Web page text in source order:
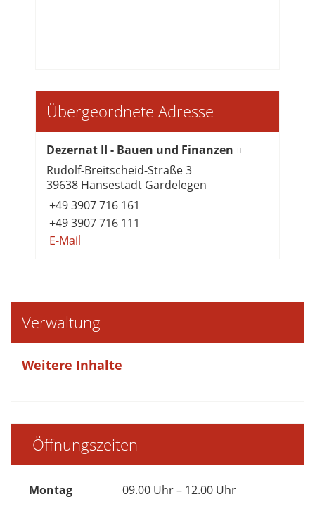
Übergeordnete Adresse
Dezernat II - Bauen und Finanzen
Rudolf-Breitscheid-Straße 3
39638 Hansestadt Gardelegen
+49 3907 716 161
+49 3907 716 111
E-Mail
Verwaltung
Weitere Inhalte
Öffnungszeiten
Montag 09.00 Uhr – 12.00 Uhr